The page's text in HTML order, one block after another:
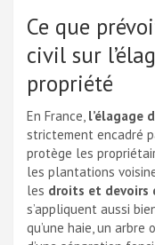
Ce que
civil sur
propriété
En France, l’élagage
strictement encadré
protège les
les plantations
les droits et devoirs
s’appliquent aussi
qu’une haie, un